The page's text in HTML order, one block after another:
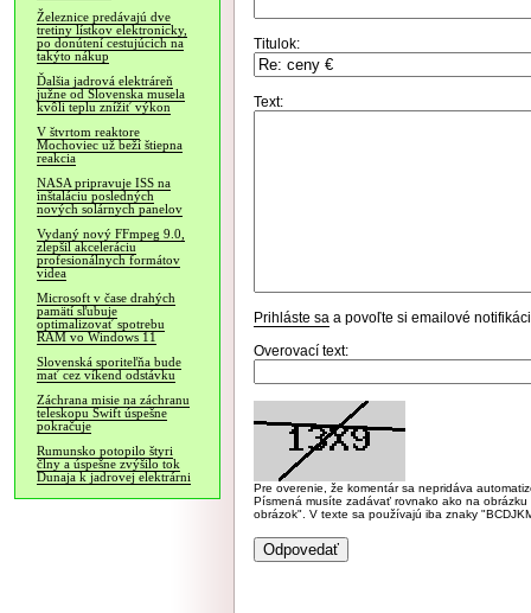
Železnice predávajú dve
tretiny lístkov elektronicky,
po donútení cestujúcich na
takýto nákup
Ďalšia jadrová elektráreň
južne od Slovenska musela
kvôli teplu znížiť výkon
V štvrtom reaktore
Mochoviec už beží štiepna
reakcia
NASA pripravuje ISS na
inštaláciu posledných
nových solárnych panelov
Vydaný nový FFmpeg 9.0,
zlepšil akceleráciu
profesionálnych formátov
videa
Microsoft v čase drahých
pamätí sľubuje
optimalizovať spotrebu
RAM vo Windows 11
Slovenská sporiteľňa bude
mať cez víkend odstávku
Záchrana misie na záchranu
teleskopu Swift úspešne
pokračuje
Rumunsko potopilo štyri
člny a úspešne zvýšilo tok
Dunaja k jadrovej elektrárni
Titulok:
Text:
Prihláste sa a povoľte si emailové
Overovací text:
Pre overenie, že komentár sa nepridáva
Písmená musíte zadávať rovnako ako na
obrázok". V texte sa používajú iba znaky